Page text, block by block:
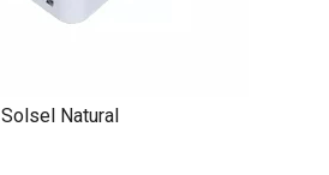
Solsel Natural